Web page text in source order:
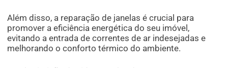
Além disso, a reparação de janelas é crucial para
promover a eficiência energética do seu imóvel,
evitando a entrada de correntes de ar indesejadas e
melhorando o conforto térmico do ambiente.